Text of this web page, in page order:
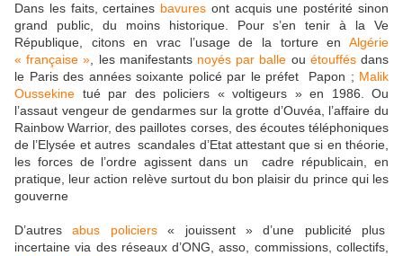
Dans les faits, certaines bavures ont acquis une postérité sinon
grand public, du moins historique. Pour s’en tenir à la Ve
République, citons en vrac l’usage de la torture en Algérie
« française » , les manifestants noyés par balle ou étouffésdans
le Paris des années soixante policé par le préfet Papon ; Malik
Oussekine tué par des policiers « voltigeurs » en 1986. Ou
l’assaut vengeur de gendarmes sur la grotte d’Ouvéa, l’affaire du
Rainbow Warrior, des paillotes corses, des écoutes téléphoniques
de l’Elysée et autres scandales d’Etat attestant que si en théorie,
les forces de l’ordre agissent dans un cadre républicain, en
pratique, leur action relève surtout du bon plaisir du prince qui les
gouverne
D’autresabus policiers« jouissent » d’une publicité plus
incertaine via des réseaux d’ONG, asso, commissions, collectifs,